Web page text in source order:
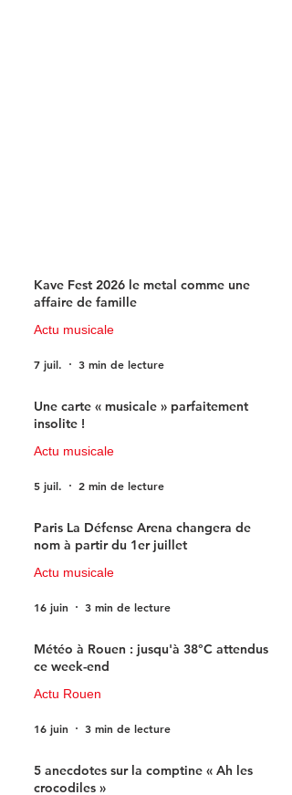
Kave Fest 2026 le metal comme une
affaire de famille
Actu musicale
7 juil. 3 min de lecture
Une carte « musicale » parfaitement
insolite !
Actu musicale
5 juil. 2 min de lecture
Paris La Défense Arena changera de
nom à partir du 1er juillet
Actu musicale
16 juin 3 min de lecture
Météo à Rouen : jusqu'à 38°C attendus
ce week-end
Actu Rouen
16 juin 3 min de lecture
5 anecdotes sur la comptine « Ah les
crocodiles »